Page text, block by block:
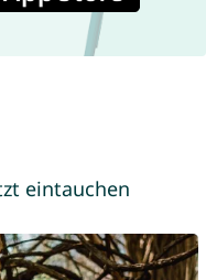
eintauchen